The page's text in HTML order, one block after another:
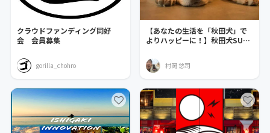
クラウドファンディング同好
会 会員募集
gorilla_chohro
【あなたの生活を「秋田犬」で
よりハッピーに！】秋田犬SUN
村岡 悠司